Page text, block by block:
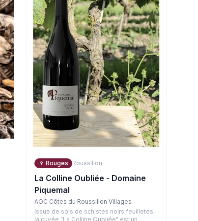
🍷 Rouges Roussillon
La Colline Oubliée - Domaine
Piquemal
AOC Côtes du Roussillon Villages
Issue de sols de schistes noirs feuilletés,
la cuvée "La Colline Oubliée" est un